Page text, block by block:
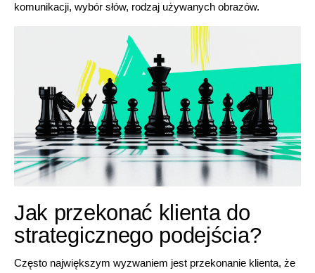
komunikacji, wybór słów, rodzaj używanych obrazów.
Jak przekonać klienta do
strategicznego podejścia?
Często największym wyzwaniem jest przekonanie klienta, że